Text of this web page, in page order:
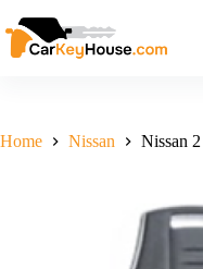
naar
de
Home Nissan Nissan